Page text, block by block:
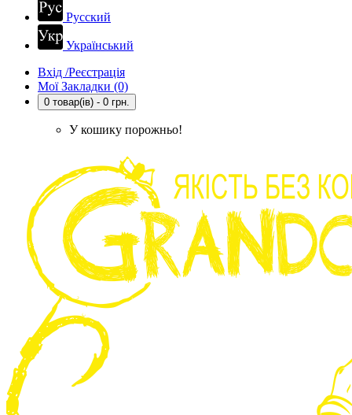
Русский
Український
Вхід /Реєстрація
Мої Закладки (0)
0 товар(ів) - 0 грн.
У кошику порожньо!